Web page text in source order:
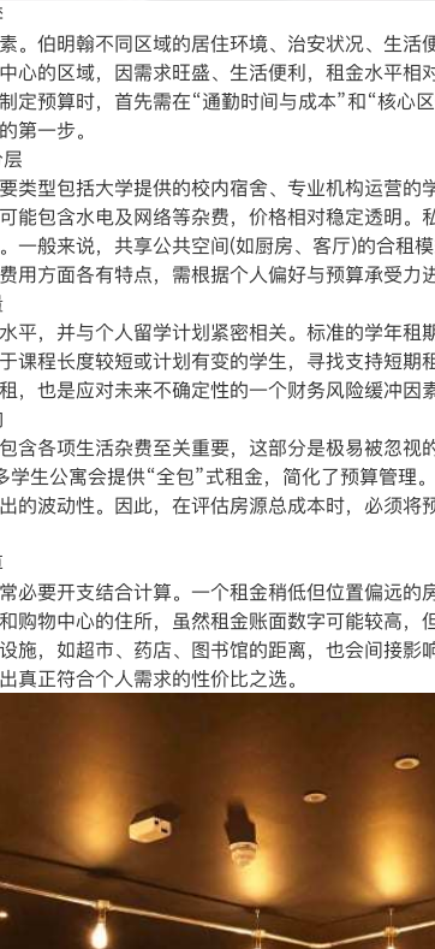
伯明翰不同区域的居住环境、治安状况、生活
心的区域，因需求旺盛、生活便利，租金水平
定预算时，首先需在“通勤时间与成本”和“核心
第一步。
型包括大学提供的校内宿舍、专业机构运营的
能包含水电及网络等杂费，价格相对稳定透明
一般来说，共享公共空间(如厨房、客厅)的合租
方面各有特点，需根据个人偏好与预算承受力
，并与个人留学计划紧密相关。标准的学年租
课程长度较短或计划有变的学生，寻找支持短
也是应对未来不确定性的一个财务风险缓冲因
各项生活杂费至关重要，这部分是极易被忽视
生公寓会提供“全包”式租金，简化了预算管理
的波动性。因此，在评估房源总成本时，必须
要开支结合计算。一个租金稍低但位置偏远的
购物中心的住所，虽然租金账面数字可能较高
施，如超市、药店、图书馆的距离，也会间接
真正符合个人需求的性价比之选。